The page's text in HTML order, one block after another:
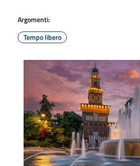
Argomenti:
Tempo libero